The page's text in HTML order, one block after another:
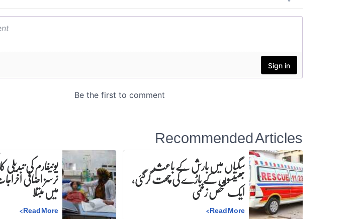
Recommended Articles
سگیاں میں بارش کے باعث
بھینسوں کے باڑے کی چھت گرگئی،
ایک شخص زخمی
Read More
>
یونیفارم کی
نرسز اضافی
میں مبتلا
Read More
>